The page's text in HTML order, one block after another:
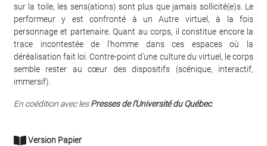
sur la toile, les sens(ations) sont plus que jamais sollicité(e)s. Le
performeur y est confronté à un Autre virtuel, à la fois
personnage et partenaire. Quant au corps, il constitue encore la
trace incontestée de l'homme dans ces espaces où la
déréalisation fait loi. Contre-point d'une culture du virtuel, le corps
semble rester au cœur des dispositifs (scénique, interactif,
immersif).
En coédition avec lesPresses de l'Université du Québec.
Version Papier